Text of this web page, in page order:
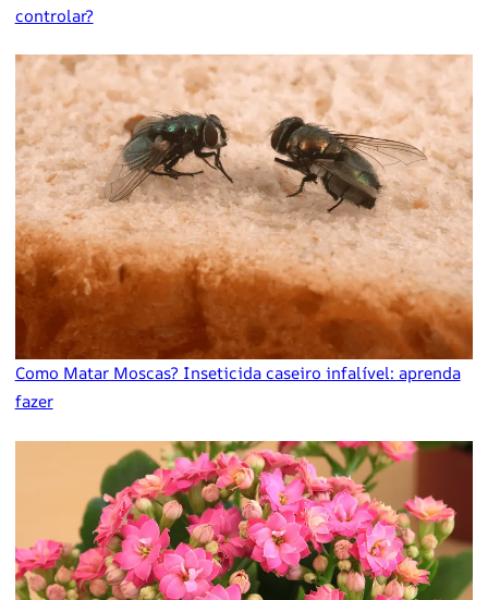
controlar?
Como Matar Moscas? Inseticida caseiro infalível: aprenda
fazer